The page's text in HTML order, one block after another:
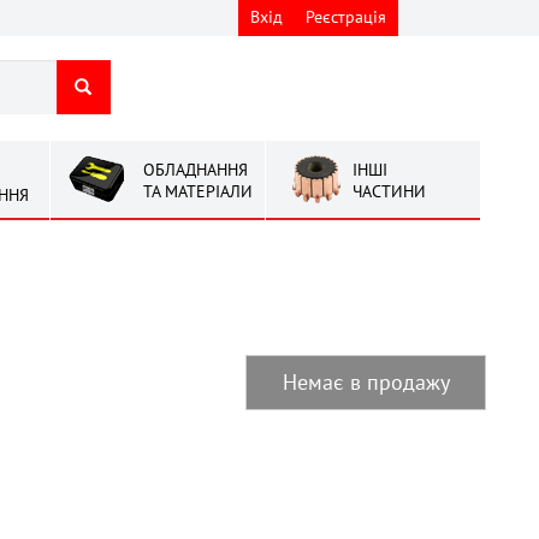
Вхід Реєстрація
ОБЛАДНАННЯ
ТА МАТЕРІАЛИ
ІНШІ
ЧАСТИНИ
Немає в продажу